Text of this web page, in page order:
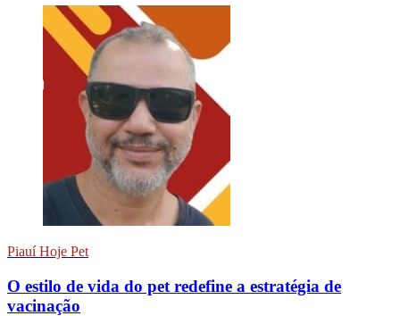
Piauí Hoje Pet
O estilo de vida do pet redefine a estratégia de
vacinação